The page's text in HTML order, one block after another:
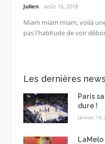
Julien août 16, 2018
Miam miam miam, voilà
pas l'habitude de voir
Les dernières news
Paris
dure !
janvier 14,